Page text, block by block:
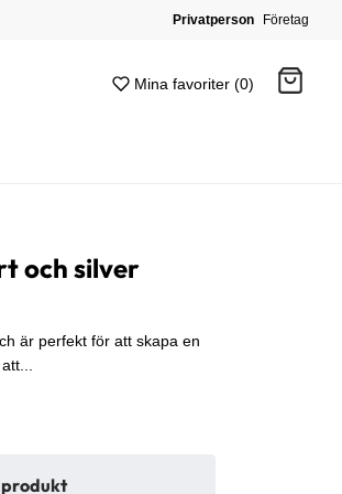
Privatperson Företag
Mina favoriter (0)
och silver
är perfekt för att skapa en